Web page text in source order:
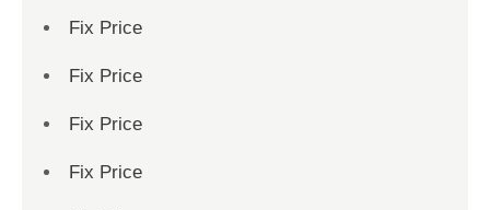
Fix Price
Fix Price
Fix Price
Fix Price